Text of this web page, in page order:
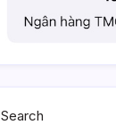
Search